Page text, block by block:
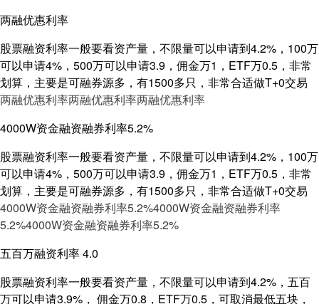
两融优惠利率
股票融资利率一般要看资产量，不限量可以申请到4.2%，100万
可以申请4%，500万可以申请3.9，佣金万1，ETF万0.5，非常
划算，主要是可融券源多，有1500多只，非常合适做T+0交易
两融优惠利率两融优惠利率两融优惠利率
4000W资金融资融券利率5.2%
股票融资利率一般要看资产量，不限量可以申请到4.2%，100万
可以申请4%，500万可以申请3.9，佣金万1，ETF万0.5，非常
划算，主要是可融券源多，有1500多只，非常合适做T+0交易
4000W资金融资融券利率5.2%4000W资金融资融券利率
5.2%4000W资金融资融券利率5.2%
五百万融资利率 4.0
股票融资利率一般要看资产量，不限量可以申请到4.2%，五百
万可以申请3.9%， 佣金万0.8，ETF万0.5，可取消最低五块，